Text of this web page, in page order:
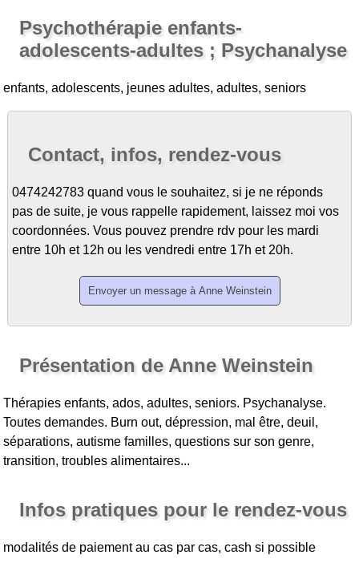
Psychothérapie enfants-
adolescents-adultes ; Psychanalyse
enfants, adolescents, jeunes adultes, adultes, seniors
Contact, infos, rendez-vous
0474242783 quand vous le souhaitez, si je ne réponds
pas de suite, je vous rappelle rapidement, laissez moi vos
coordonnées. Vous pouvez prendre rdv pour les mardi
entre 10h et 12h ou les vendredi entre 17h et 20h.
Présentation de Anne Weinstein
Thérapies enfants, ados, adultes, seniors. Psychanalyse.
Toutes demandes. Burn out, dépression, mal être, deuil,
séparations, autisme familles, questions sur son genre,
transition, troubles alimentaires...
Infos pratiques pour le rendez-vous
modalités de paiement au cas par cas, cash si possible